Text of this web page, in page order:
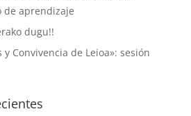
de aprendizaje
dugu!!
Convivencia de Leioa»: sesión